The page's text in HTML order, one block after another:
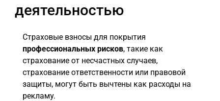
деятельностью
Страховые взносы для покрытия
профессиональных рисков, такие как
страхование от несчастных случаев,
страхование ответственности или правовой
защиты, могут быть вычтены как расходы на
рекламу.